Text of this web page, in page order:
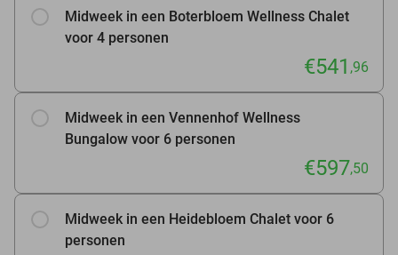
Midweek in een Boterbloem Wellness Chalet
voor 4 personen
€541 ,96
Midweek in een Vennenhof Wellness
Bungalow voor 6 personen
€597,50
Midweek in een Heidebloem Chalet voor 6
personen